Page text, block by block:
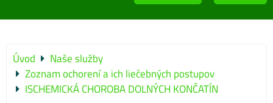
Úvod
Naše služby
Zoznam ochorení a ich liečebných postupov
ISCHEMICKÁ CHOROBA DOLNÝCH KONČATÍN